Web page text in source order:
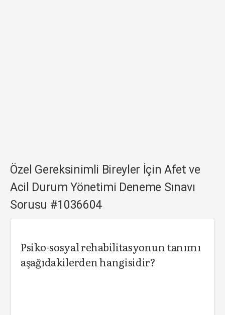
Özel Gereksinimli Bireyler İçin Afet ve
Acil Durum Yönetimi Deneme Sınavı
Sorusu #1036604
Psiko-sosyal rehabilitasyonun tanımı
aşağıdakilerden hangisidir?